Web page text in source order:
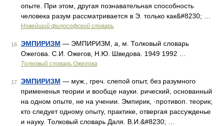
опыте. При этом, другая познавательная способность
человека разум рассматривается в Э. только как&#8230; …
Новейший философский словарь
16 ЭМПИРИЗМ — ЭМПИРИЗМ, а, м. Толковый словарь
Ожегова. С.И. Ожегов, Н.Ю. Шведова. 1949 1992 …
Толковый словарь Ожегова
17 ЭМПИРИЗМ — муж., греч. слепой опыт, без разумного
примененья теории и вообще науки. рический, основанный
на одном опыте, не на учении. Эмпирик, ·противоп. теорик;
кто следует одному опыту, практике, отвергая рассужденье
и науку. Толковый словарь Даля. В.И.&#8230; …